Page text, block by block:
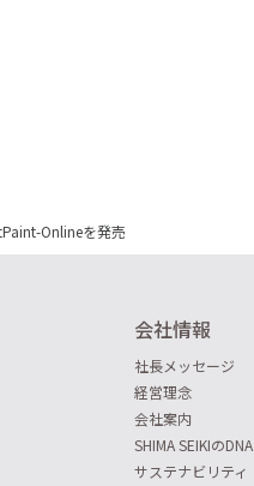
Onlineを発売
会社情報
社長メッセージ
経営理念
会社案内
SHIMA SEIKIのDNA
サステナビリティ